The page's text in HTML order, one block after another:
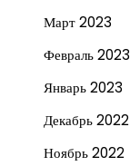
Март 2023
Февраль 2023
Январь 2023
Декабрь 2022
Ноябрь 2022